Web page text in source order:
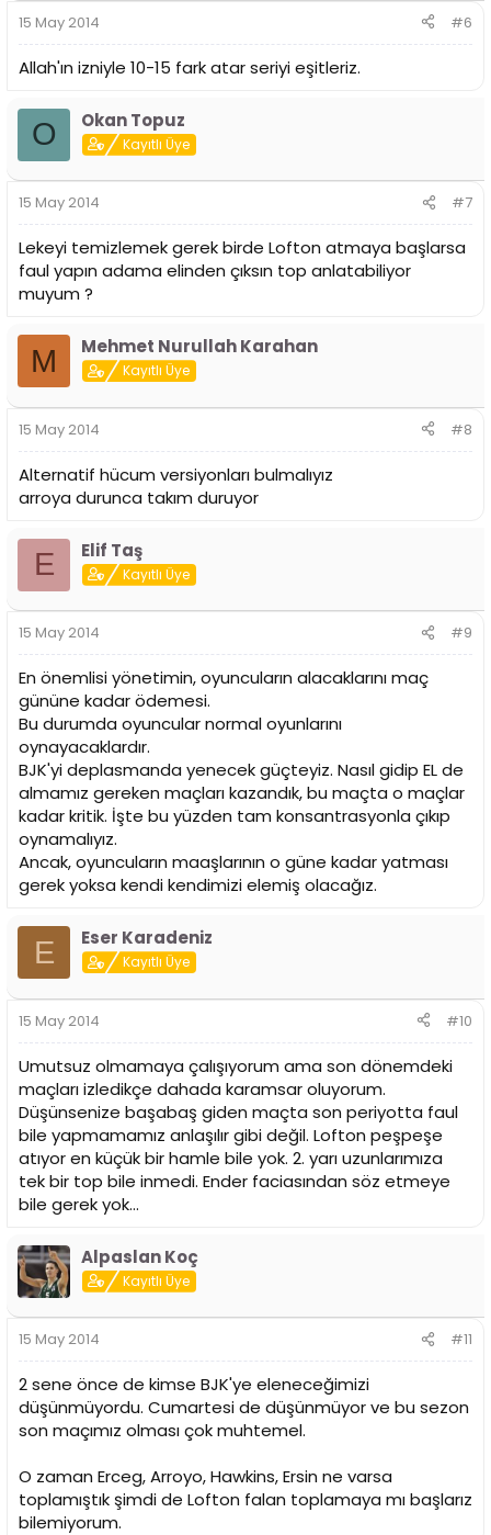
15 May 2014 #6
Allah'ın izniyle 10-15 fark atar seriyi eşitleriz.
O Okan Topuz
Kayıtlı Üye
15 May 2014 #7
Lekeyi temizlemek gerek birde Lofton atmaya başlarsa
faul yapın adama elinden çıksın top anlatabiliyor
muyum ?
M Mehmet Nurullah Karahan
Kayıtlı Üye
15 May 2014 #8
Alternatif hücum versiyonları bulmalıyız
arroya durunca takım duruyor
E Elif Taş
Kayıtlı Üye
15 May 2014 #9
En önemlisi yönetimin, oyuncuların alacaklarını maç
gününe kadar ödemesi.
Bu durumda oyuncular normal oyunlarını
oynayacaklardır.
BJK'yi deplasmanda yenecek güçteyiz. Nasıl gidip EL de
almamız gereken maçları kazandık, bu maçta o maçlar
kadar kritik. İşte bu yüzden tam konsantrasyonla çıkıp
oynamalıyız.
Ancak, oyuncuların maaşlarının o güne kadar yatması
gerek yoksa kendi kendimizi elemiş olacağız.
E Eser Karadeniz
Kayıtlı Üye
15 May 2014 #10
Umutsuz olmamaya çalışıyorum ama son dönemdeki
maçları izledikçe dahada karamsar oluyorum.
Düşünsenize başabaş giden maçta son periyotta faul
bile yapmamamız anlaşılır gibi değil. Lofton peşpeşe
atıyor en küçük bir hamle bile yok. 2. yarı uzunlarımıza
tek bir top bile inmedi. Ender faciasından söz etmeye
bile gerek yok...
Alpaslan Koç
Kayıtlı Üye
15 May 2014 #11
2 sene önce de kimse BJK'ye eleneceğimizi
düşünmüyordu. Cumartesi de düşünmüyor ve bu sezon
son maçımız olması çok muhtemel.
O zaman Erceg, Arroyo, Hawkins, Ersin ne varsa
toplamıştık şimdi de Lofton falan toplamaya mı başlarız
bilemiyorum.